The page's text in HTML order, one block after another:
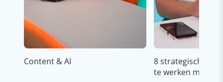
Content & AI
8 strategische
te werken met